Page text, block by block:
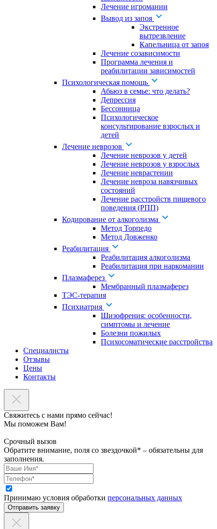
Лечение игромании
Вывод из запоя
Экстренное
вытрезвление
Капельница от запоя
Лечение созависимости
Программа лечения и
реабилитации зависимостей
Психологическая помощь
Абьюз в семье: что делать?
Депрессия
Бессонница
Психологическое
консультирование взрослых и
детей
Лечение неврозов
Лечение неврозов у детей
Лечение неврозов у взрослых
Лечение неврастении
Лечение невроза навязчивых
состояний
Лечение расстройств пищевого
поведения (РПП)
Кодирование от алкоголизма
Метод Торпедо
Метод Довженко
Реабилитация
Реабилитация алкоголизма
Реабилитация при наркомании
Плазмаферез
Мембранный плазмаферез
ТЭС-терапия
Психиатрия
Шизофрения: особенности,
симптомы и лечение
Болезни пожилых
Психосоматические расстройства
Специалисты
Отзывы
Цены
Контакты
Свяжитесь с нами прямо сейчас!
Мы поможем Вам!
Срочный вызов
Обратите внимание, поля со звездочкой* – обязательны для
заполнения.
Принимаю условия обработки персональных данных
Отправить заявку